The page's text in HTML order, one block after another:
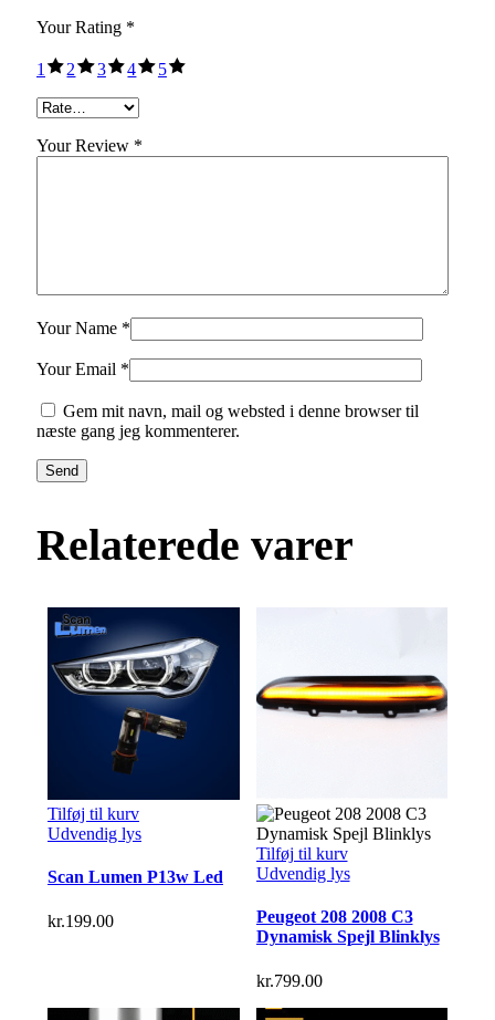
Your Rating *
1 2 3 4 5
Your Review *
Your Name *
Your Email *
Gem mit navn, mail og websted i denne browser til
næste gang jeg kommenterer.
Send
Relaterede varer
Tilføj til kurv
Udvendig lys
Scan Lumen P13w Led
kr.199.00
Tilføj til kurv
Udvendig lys
Peugeot 208 2008 C3
Dynamisk Spejl Blinklys
kr.799.00